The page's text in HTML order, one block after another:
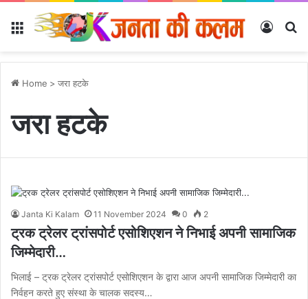
Menu Log In
Home > जरा हटके
जरा हटके
Janta Ki Kalam 11 November 2024 0 2
ट्रक ट्रेलर ट्रांसपोर्ट एसोशिएशन ने निभाई अपनी सामाजिक
जिम्मेदारी…
भिलाई – ट्रक ट्रेलर ट्रांसपोर्ट एसोशिएशन के द्वारा आज अपनी सामाजिक जिम्मेदारी का
निर्वहन करते हुए संस्था के चालक सदस्य…